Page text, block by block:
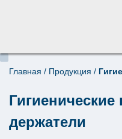
Поиск по товарам
Главная / Продукция /
Гигиенические
держатели